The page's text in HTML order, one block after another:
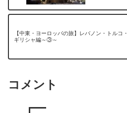
【中東・ヨーロッパの旅】レバノン・トルコ・
ギリシャ編～③～
コメント